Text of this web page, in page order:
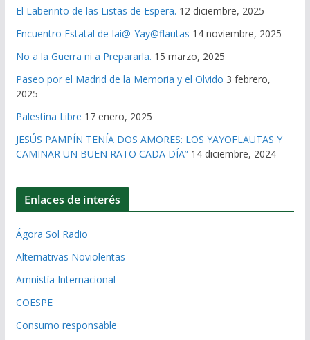
El Laberinto de las Listas de Espera. 12 diciembre, 2025
Encuentro Estatal de Iai@-Yay@flautas 14 noviembre, 2025
No a la Guerra ni a Prepararla. 15 marzo, 2025
Paseo por el Madrid de la Memoria y el Olvido 3 febrero,
2025
Palestina Libre 17 enero, 2025
JESÚS PAMPÍN TENÍA DOS AMORES: LOS YAYOFLAUTAS Y
CAMINAR UN BUEN RATO CADA DÍA” 14 diciembre, 2024
Enlaces de interés
Ágora Sol Radio
Alternativas Noviolentas
Amnistía Internacional
COESPE
Consumo responsable